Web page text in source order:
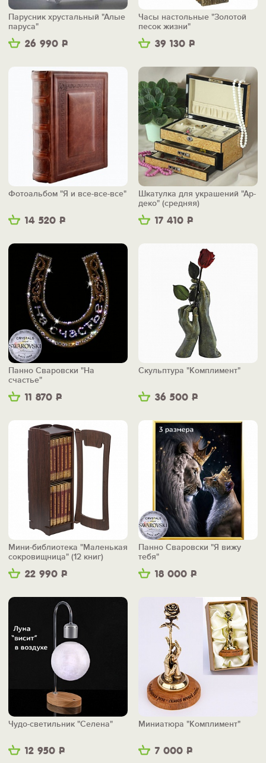
26 990 Р
Парусник хрустальный "Алые
паруса"
39 130 Р
Часы настольные "Золотой
песок жизни"
14 520 Р
Фотоальбом "Я и все-все-все"
17 410 Р
Шкатулка для украшений "Ар-
деко" (средняя)
11 870 Р
Панно Сваровски "На
счастье"
36 500 Р
Скульптура "Комплимент"
22 990 Р
Мини-библиотека "Маленькая
сокровищница" (12 книг)
18 000 Р
Панно Сваровски "Я вижу
тебя"
12 950 Р
Чудо-светильник "Селена"
7 000 Р
Миниатюра "Комплимент"